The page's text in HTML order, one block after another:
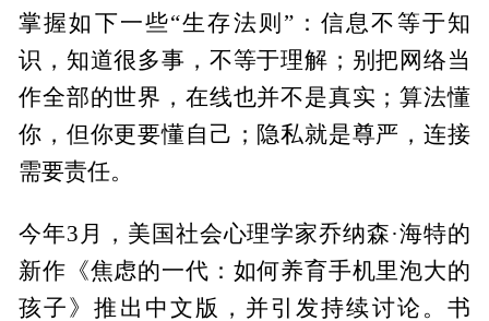
掌握如下一些“生存法则”：信息不等于知
识，知道很多事，不等于理解；别把网络当
作全部的世界，在线也并不是真实；算法懂
你，但你更要懂自己；隐私就是尊严，连接
需要责任。
今年3月，美国社会心理学家乔纳森·海特的
新作《焦虑的一代：如何养育手机里泡大的
孩子》推出中文版，并引发持续讨论。书